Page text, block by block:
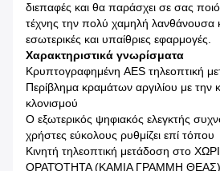
διεπαφές και θα παράσχει σε σας
τέχνης την πολύ χαμηλή λανθάνουσα
εσωτερικές και υπαίθριες εφαρμογές.
Χαρακτηριστικά γνωρίσματα
Κρυπτογραφημένη AES τηλεοπτική
Περίβλημα κραμάτων αργιλίου με την
κλονισμού
Ο εξωτερικός ψηφιακός ελεγκτής
χρήστες εύκολους ρυθμίζει επί τόπου
Κινητή τηλεοπτική μετάδοση στο
ΟΡΑΤΌΤΗΤΑ (ΚΑΜΙΑ ΓΡΑΜΜΗ ΘΕΑΣ)